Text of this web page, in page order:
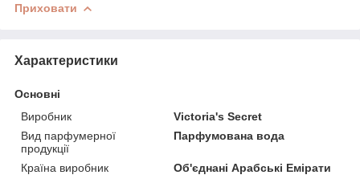
Приховати
Характеристики
Основні
Виробник
Victoria's Secret
Вид парфумерної
продукції
Парфумована вода
Країна виробник
Об'єднані Арабські Емірати